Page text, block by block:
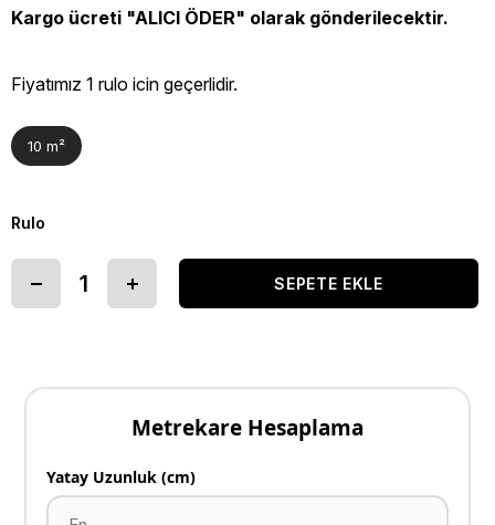
Kargo ücreti "ALICI ÖDER" olarak gönderilecektir.
Fiyatımız 1 rulo icin geçerlidir.
10 m²
Rulo
Metrekare Hesaplama
Yatay Uzunluk (cm)